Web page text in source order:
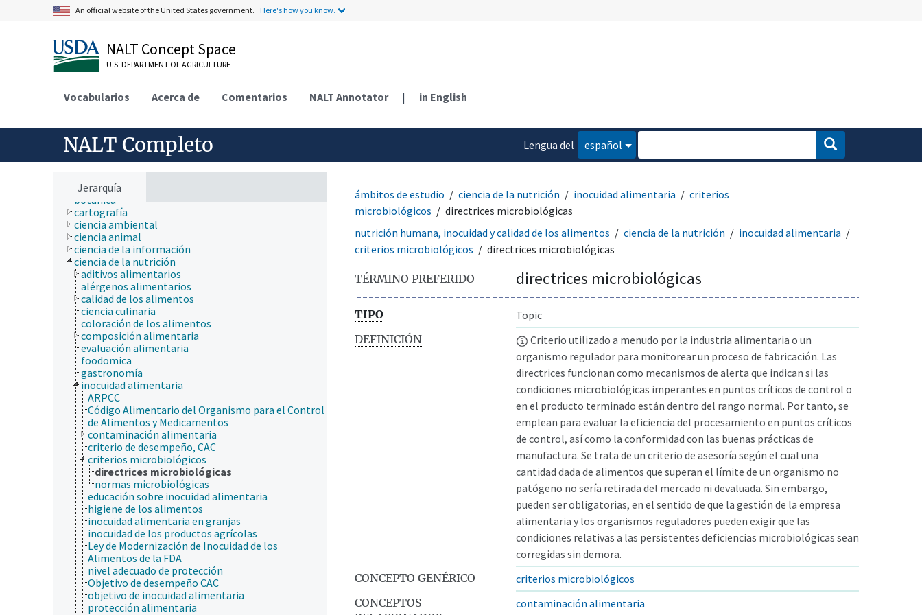
An official website of the United States government. Here's how you know.
NALT Concept Space
U.S. DEPARTMENT OF AGRICULTURE
Vocabularios Acerca de Comentarios NALT Annotator | in English
NALT Completo
Lengua del
español
Jerarquía
acuicultura
aerobiología
agricultura
agronomía
apicultura
biología celular
biología de los insectos
biología estructural
biología evolutiva
biología molecular
bioquímica
botánica
cartografía
ciencia ambiental
ciencia animal
ciencia de la información
ciencia de la nutrición
aditivos alimentarios
alérgenos alimentarios
calidad de los alimentos
ciencia culinaria
coloración de los alimentos
composición alimentaria
evaluación alimentaria
foodomica
gastronomía
inocuidad alimentaria
ARPCC
Código Alimentario del Organismo para el Control
de Alimentos y Medicamentos
contaminación alimentaria
criterio de desempeño, CAC
criterios microbiológicos
directrices microbiológicas
normas microbiológicas
educación sobre inocuidad alimentaria
higiene de los alimentos
inocuidad alimentaria en granjas
inocuidad de los productos agrícolas
Ley de Modernización de Inocuidad de los
Alimentos de la FDA
nivel adecuado de protección
Objetivo de desempeño CAC
objetivo de inocuidad alimentaria
protección alimentaria
ámbitos de estudio ciencia de la nutrición inocuidad alimentaria
criterios
microbiológicos
directrices microbiológicas
nutrición humana, inocuidad y calidad de los alimentos
ciencia de la nutrición
inocuidad alimentaria
criterios microbiológicos
directrices microbiológicas
TÉRMINO PREFERIDO directrices microbiológicas
TIPO
Topic
DEFINICIÓN
Criterio utilizado a menudo por la industria alimentaria o un
organismo regulador para monitorear un proceso de fabricación. Las
directrices funcionan como mecanismos de alerta que indican si las
condiciones microbiológicas imperantes en puntos críticos de control o
en el producto terminado están dentro del rango normal. Por tanto, se
emplean para evaluar la eficiencia del procesamiento en puntos críticos
de control, así como la conformidad con las buenas prácticas de
manufactura. Se trata de un criterio de asesoría según el cual una
cantidad dada de alimentos que superan el límite de un organismo no
patógeno no sería retirada del mercado ni devaluada. Sin embargo,
pueden ser obligatorias, en el sentido de que la gestión de la empresa
alimentaria y los organismos reguladores pueden exigir que las
condiciones relativas a las persistentes deficiencias microbiológicas sean
corregidas sin demora.
CONCEPTO GENÉRICO
criterios microbiológicos
CONCEPTOS
contaminación alimentaria